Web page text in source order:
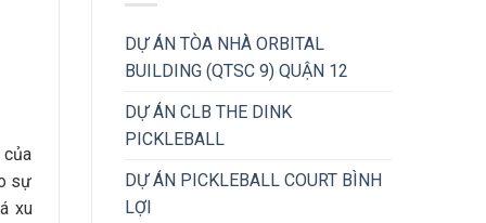
của
sự
xu
DỰ ÁN TÒA NHÀ ORBITAL
BUILDING (QTSC 9) QUẬN 12
DỰ ÁN CLB THE DINK
PICKLEBALL
DỰ ÁN PICKLEBALL COURT BÌNH
LỢI